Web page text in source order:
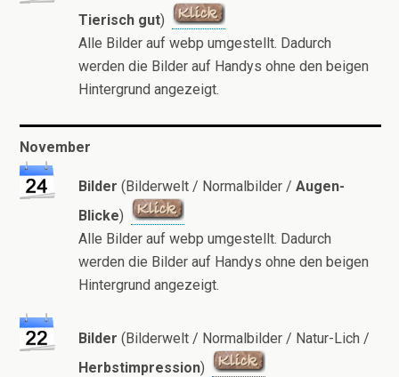
Tierisch gut)
Alle Bilder auf webp umgestellt. Dadurch
werden die Bilder auf Handys ohne den beigen
Hintergrund angezeigt.
November
Bilder (Bilderwelt / Normalbilder / Augen-
Blicke)
Alle Bilder auf webp umgestellt. Dadurch
werden die Bilder auf Handys ohne den beigen
Hintergrund angezeigt.
Bilder (Bilderwelt / Normalbilder / Natur-Lich /
Herbstimpression)